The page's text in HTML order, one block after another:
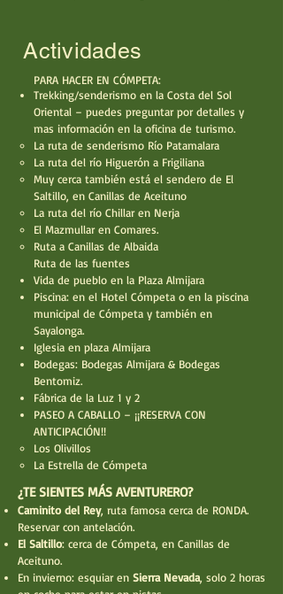
Actividades
PARA HACER EN CÓMPETA:
Trekking/senderismo en la Costa del Sol
Oriental – puedes preguntar por detalles y
mas información en la oficina de turismo.
La ruta de senderismo Río Patamalara
La ruta del río Higuerón a Frigiliana
Muy cerca también está el sendero de El
Saltillo, en Canillas de Aceituno
La ruta del río Chillar en Nerja
El Mazmullar en Comares.
Ruta a Canillas de Albaida
Ruta de las fuentes
Vida de pueblo en la Plaza Almijara
Piscina: en el Hotel Cómpeta o en la piscina
municipal de Cómpeta y también en
Sayalonga.
Iglesia en plaza Almijara
Bodegas: Bodegas Almijara & Bodegas
Bentomiz.
Fábrica de la Luz 1 y 2
PASEO A CABALLO – ¡¡RESERVA CON
ANTICIPACIÓN!!
Los Olivillos
La Estrella de Cómpeta
¿TE SIENTES MÁS AVENTURERO?
Caminito del Rey, ruta famosa cerca de RONDA.
Reservar con antelación.
El Saltillo: cerca de Cómpeta, en Canillas de
Aceituno.
En invierno: esquiar en Sierra Nevada, solo 2 horas